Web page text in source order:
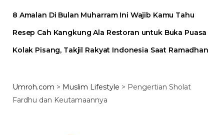
8 Amalan Di Bulan Muharram Ini Wajib Kamu Tahu
Resep Cah Kangkung Ala Restoran untuk Buka Puasa
Kolak Pisang, Takjil Rakyat Indonesia Saat Ramadhan
Umroh.com > Muslim Lifestyle > Pengertian Sholat
Fardhu dan Keutamaannya